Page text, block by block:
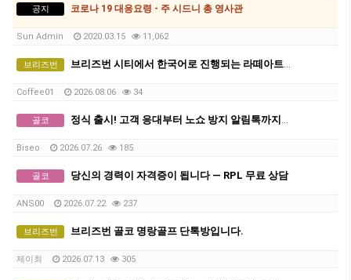
공지 코로나 19 대응요령 - 주 시드니 총 영사관
Sun Admin 2020.03.15 11,062
브리즈번 브리즈번 시티에서 한국어로 진행되는 라떼아트 클래스, 8/29(토)에 열립니다
Coffee01 2026.08.06 34
골코 정식 출시! 고객 응대부터 노쇼 방지 알림톡까지. 24시간 일하는 '다국어 AI 비서' 를 두어 매출을 늘리세요! (1인샵 평생 무료)
Biseo 2026.07.26 185
골코 당신의 경력이 자격증이 됩니다 — RPL 무료 상담
ANS00 2026.07.22 237
브리즈번 브리즈번 골코 명랑골프 단톡방입니다.
제이최 2026.07.13 305